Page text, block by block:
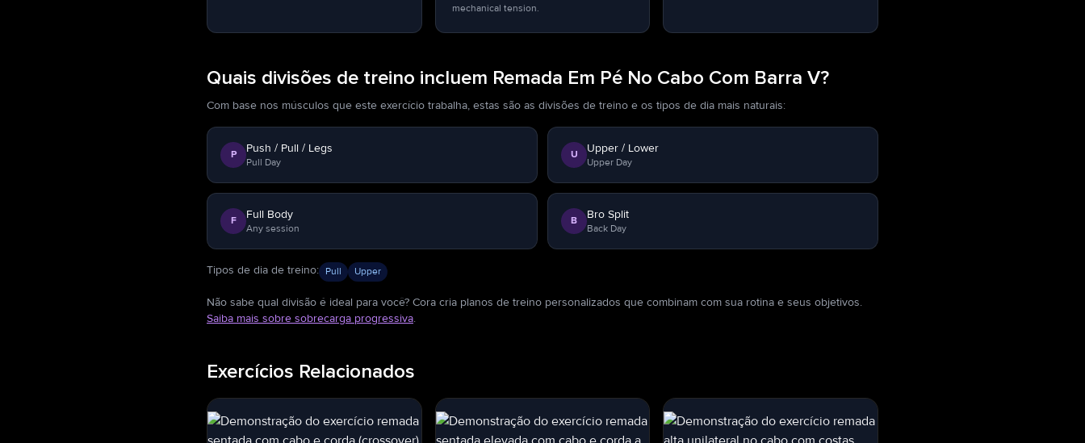
mechanical tension.
Quais divisões de treino incluem Remada Em Pé No Cabo Com Barra V?
Com base nos músculos que este exercício trabalha, estas são as divisões de treino e os tipos de dia mais naturais:
P Push / Pull / Legs
Pull Day
U Upper / Lower
Upper Day
F Full Body
Any session
B Bro Split
Back Day
Tipos de dia de treino: Pull Upper
Não sabe qual divisão é ideal para você? Cora cria planos de treino personalizados que combinam com sua rotina e seus objetivos.
Saiba mais sobre sobrecarga progressiva.
Exercícios Relacionados